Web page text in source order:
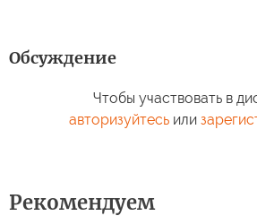
Обсуждение
Чтобы участвовать в
авторизуйтесьили
Рекомендуем